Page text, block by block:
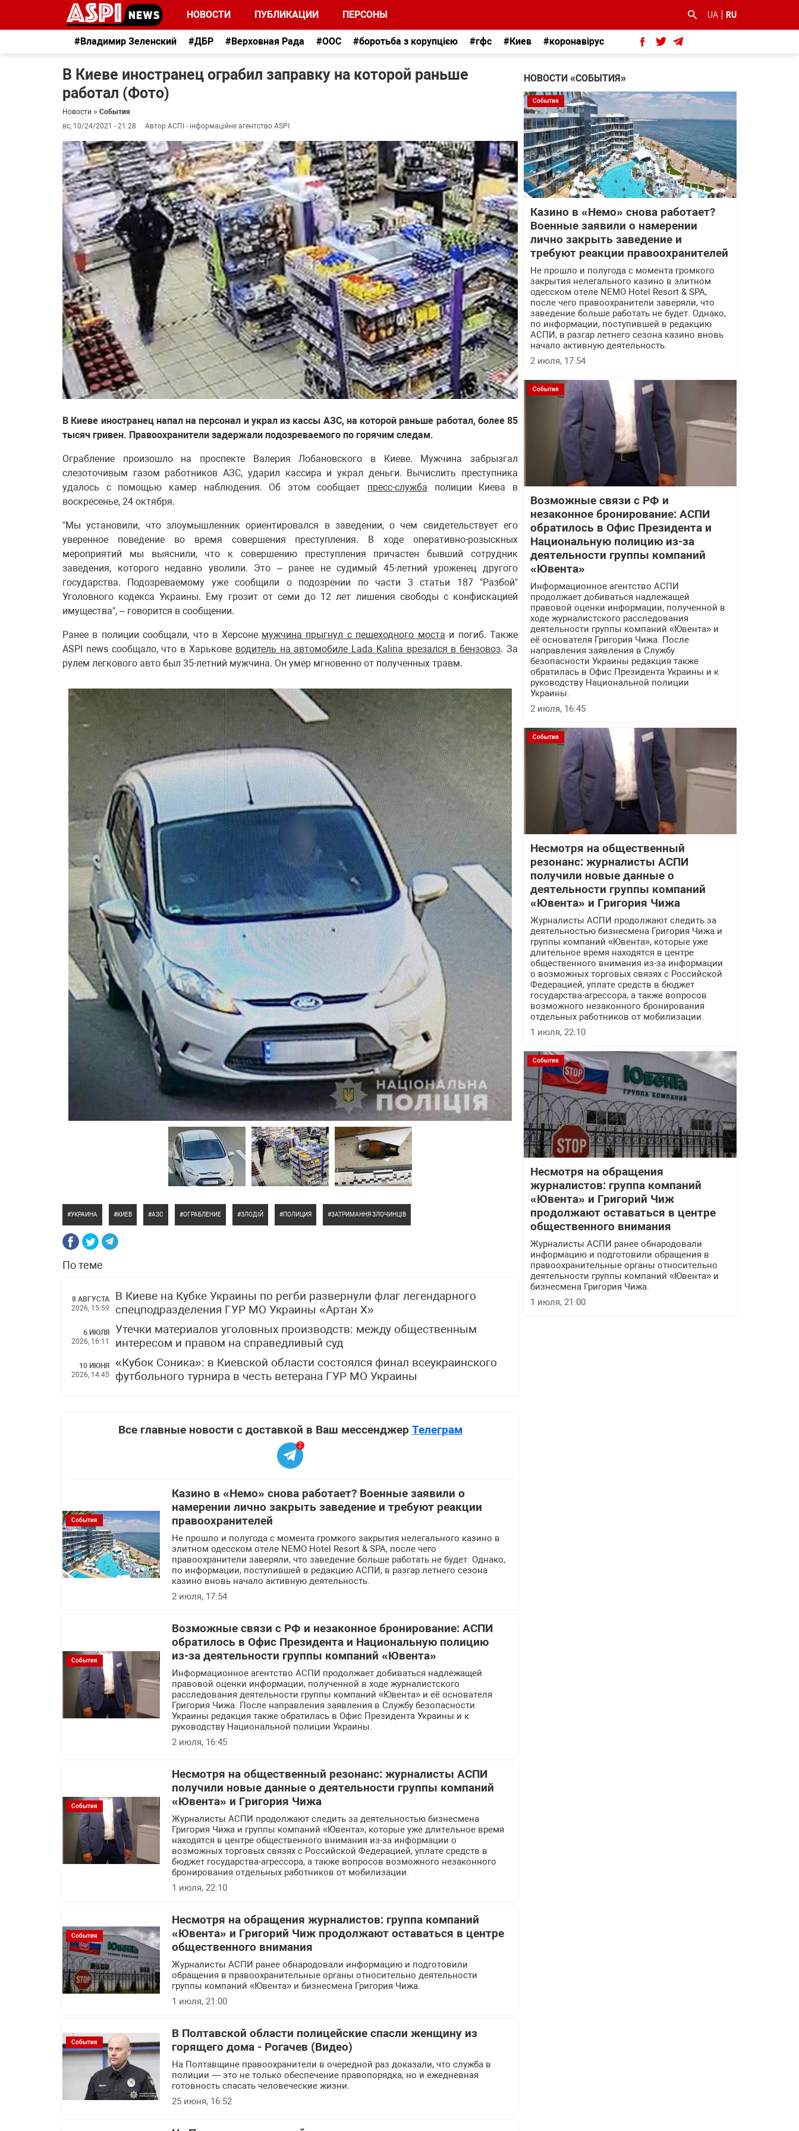
НОВОСТИ ПУБЛИКАЦИИ ПЕРСОНЫ UA RU
#Владимир Зеленский #ДБР #Верховная Рада #ООС #боротьба з корупцією #гфс #Киев #коронавірус
В Киеве иностранец ограбил заправку на которой раньше
работал (Фото)
Новости » События
вс, 10/24/2021 - 21:28
Автор:АСПІ - інформаційне агентство ASPI
В Киеве иностранец напал на персонал и украл из кассы АЗС, на которой раньше работал, более 85
тысяч гривен. Правоохранители задержали подозреваемого по горячим следам.
Ограбление произошло на проспекте Валерия Лобановского в Киеве. Мужчина забрызгал
слезоточивым газом работников АЗС, ударил кассира и украл деньги. Вычислить преступника
удалось с помощью камер наблюдения. Об этом сообщает пресс-служба полиции Киева в
воскресенье, 24 октября.
"Мы установили, что злоумышленник ориентировался в заведении, о чем свидетельствует его
уверенное поведение во время совершения преступления. В ходе оперативно-розыскных
мероприятий мы выяснили, что к совершению преступления причастен бывший сотрудник
заведения, которого недавно уволили. Это – ранее не судимый 45-летний уроженец другого
государства. Подозреваемому уже сообщили о подозрении по части 3 статьи 187 "Разбой"
Уголовного кодекса Украины. Ему грозит от семи до 12 лет лишения свободы с конфискацией
имущества", – говорится в сообщении.
Ранее в полиции сообщали, что в Херсоне мужчина прыгнул с пешеходного моста и погиб. Также
ASPI news сообщало, что в Харькове водитель на автомобиле Lada Kalina врезался в бензовоз. За
рулем легкового авто был 35-летний мужчина. Он умер мгновенно от полученных травм.
УКРАИНА КИЕВ АЗС ОГРАБЛЕНИЕ ЗЛОДІЙ ПОЛИЦИЯ ЗАТРИМАННЯ ЗЛОЧИНЦІВ
По теме
8 АВГУСТА
2026, 15:59
В Киеве на Кубке Украины по регби развернули флаг легендарного
спецподразделения ГУР МО Украины «Артан Х»
6 ИЮЛЯ
2026, 16:11
Утечки материалов уголовных производств: между общественным
интересом и правом на справедливый суд
10 ИЮНЯ
2026, 14:45
«Кубок Соника»: в Киевской области состоялся финал всеукраинского
футбольного турнира в честь ветерана ГУР МО Украины
Все главные новости с доставкой в Ваш мессенджер Телеграм
2
События
Казино в «Немо» снова работает? Военные заявили о
намерении лично закрыть заведение и требуют реакции
правоохранителей
Не прошло и полугода с момента громкого закрытия нелегального казино в
элитном одесском отеле NEMO Hotel Resort & SPA, после чего
правоохранители заверяли, что заведение больше работать не будет. Однако,
по информации, поступившей в редакцию АСПИ, в разгар летнего сезона
казино вновь начало активную деятельность.
2 июля, 17:54
События
Возможные связи с РФ и незаконное бронирование: АСПИ
обратилось в Офис Президента и Национальную полицию
из-за деятельности группы компаний «Ювента»
Информационное агентство АСПИ продолжает добиваться надлежащей
правовой оценки информации, полученной в ходе журналистского
расследования деятельности группы компаний «Ювента» и её основателя
Григория Чижа. После направления заявления в Службу безопасности
Украины редакция также обратилась в Офис Президента Украины и к
руководству Национальной полиции Украины.
2 июля, 16:45
События
Несмотря на общественный резонанс: журналисты АСПИ
получили новые данные о деятельности группы компаний
«Ювента» и Григория Чижа
Журналисты АСПИ продолжают следить за деятельностью бизнесмена
Григория Чижа и группы компаний «Ювента», которые уже длительное время
находятся в центре общественного внимания из-за информации о
возможных торговых связях с Российской Федерацией, уплате средств в
бюджет государства-агрессора, а также вопросов возможного незаконного
бронирования отдельных работников от мобилизации.
1 июля, 22:10
События
Несмотря на обращения журналистов: группа компаний
«Ювента» и Григорий Чиж продолжают оставаться в центре
общественного внимания
Журналисты АСПИ ранее обнародовали информацию и подготовили
обращения в правоохранительные органы относительно деятельности
группы компаний «Ювента» и бизнесмена Григория Чижа.
1 июля, 21:00
События
В Полтавской области полицейские спасли женщину из
горящего дома - Рогачев (Видео)
На Полтавщине правоохранители в очередной раз доказали, что служба в
полиции — это не только обеспечение правопорядка, но и ежедневная
готовность спасать человеческие жизни.
25 июня, 16:52
НОВОСТИ «СОБЫТИЯ»
События
Казино в «Немо» снова работает?
Военные заявили о намерении
лично закрыть заведение и
требуют реакции правоохранителей
Не прошло и полугода с момента громкого
закрытия нелегального казино в элитном
одесском отеле NEMO Hotel Resort & SPA,
после чего правоохранители заверяли, что
заведение больше работать не будет. Однако,
по информации, поступившей в редакцию
АСПИ, в разгар летнего сезона казино вновь
начало активную деятельность.
2 июля, 17:54
События
Возможные связи с РФ и
незаконное бронирование: АСПИ
обратилось в Офис Президента и
Национальную полицию из-за
деятельности группы компаний
«Ювента»
Информационное агентство АСПИ
продолжает добиваться надлежащей
правовой оценки информации, полученной в
ходе журналистского расследования
деятельности группы компаний «Ювента» и
её основателя Григория Чижа. После
направления заявления в Службу
безопасности Украины редакция также
обратилась в Офис Президента Украины и к
руководству Национальной полиции
Украины.
2 июля, 16:45
События
Несмотря на общественный
резонанс: журналисты АСПИ
получили новые данные о
деятельности группы компаний
«Ювента» и Григория Чижа
Журналисты АСПИ продолжают следить за
деятельностью бизнесмена Григория Чижа и
группы компаний «Ювента», которые уже
длительное время находятся в центре
общественного внимания из-за информации
о возможных торговых связях с Российской
Федерацией, уплате средств в бюджет
государства-агрессора, а также вопросов
возможного незаконного бронирования
отдельных работников от мобилизации.
1 июля, 22:10
События
Несмотря на обращения
журналистов: группа компаний
«Ювента» и Григорий Чиж
продолжают оставаться в центре
общественного внимания
Журналисты АСПИ ранее обнародовали
информацию и подготовили обращения в
правоохранительные органы относительно
деятельности группы компаний «Ювента» и
бизнесмена Григория Чижа.
1 июля, 21:00